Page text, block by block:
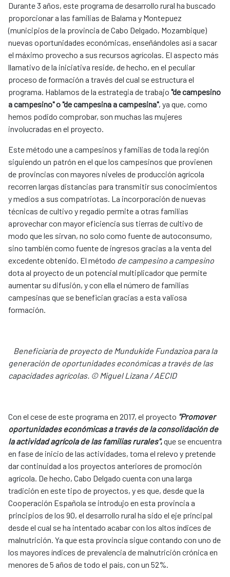
Durante 3 años, este programa de desarrollo rural ha buscado
proporcionar a las familias de Balama y Montepuez
(municipios de la provincia de Cabo Delgado, Mozambique)
nuevas oportunidades económicas, enseñándoles así a sacar
el máximo provecho a sus recursos agrícolas. El aspecto más
llamativo de la iniciativa reside, de hecho, en el peculiar
proceso de formación a través del cual se estructura el
programa. Hablamos de la estrategia de trabajo "de campesino
a campesino" o "de campesina a campesina", ya que, como
hemos podido comprobar, son muchas las mujeres
involucradas en el proyecto.
Este método une a campesinos y familias de toda la región
siguiendo un patrón en el que los campesinos que provienen
de provincias con mayores niveles de producción agrícola
recorren largas distancias para transmitir sus conocimientos
y medios a sus compatriotas. La incorporación de nuevas
técnicas de cultivo y regadío permite a otras familias
aprovechar con mayor eficiencia sus tierras de cultivo de
modo que les sirvan, no solo como fuente de autoconsumo,
sino también como fuente de ingresos gracias a la venta del
excedente obtenido. El método de campesino a campesino
dota al proyecto de un potencial multiplicador que permite
aumentar su difusión, y con ella el número de familias
campesinas que se benefician gracias a esta valiosa
formación.
​Beneficiaria de proyecto de Mundukide Fundazioa para la
generación de oportunidades económicas a través de las
capacidades agrícolas. © Miguel Lizana / AECID
Con el cese de este programa en 2017, el proyecto "Promover
oportunidades económicas a través de la consolidación de
la actividad agrícola de las familias rurales",que se encuentra
en fase de inicio de las actividades, toma el relevo y pretende
dar continuidad a los proyectos anteriores de promoción
agrícola. De hecho, Cabo Delgado cuenta con una larga
tradición en este tipo de proyectos, y es que, desde que la
Cooperación Española se introdujo en esta provincia a
principios de los 90, el desarrollo rural ha sido el eje principal
desde el cual se ha intentado acabar con los altos índices de
malnutrición. Ya que esta provincia sigue contando con uno de
los mayores índices de prevalencia de malnutrición crónica en
menores de 5 años de todo el país, con un 52%.